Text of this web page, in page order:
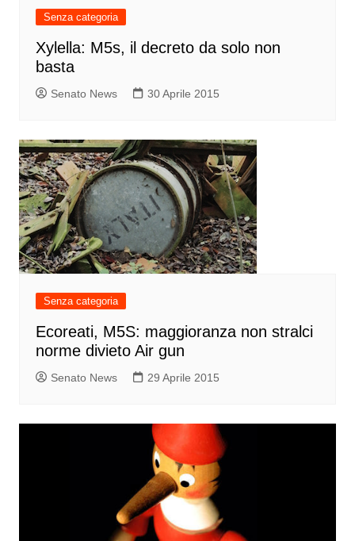
Senza categoria
Xylella: M5s, il decreto da solo non
basta
Senato News 30 Aprile 2015
Senza categoria
Ecoreati, M5S: maggioranza non stralci
norme divieto Air gun
Senato News 29 Aprile 2015